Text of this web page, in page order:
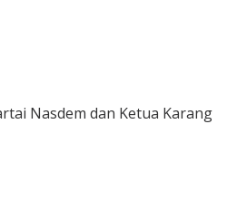
Nasdem dan Ketua Karang